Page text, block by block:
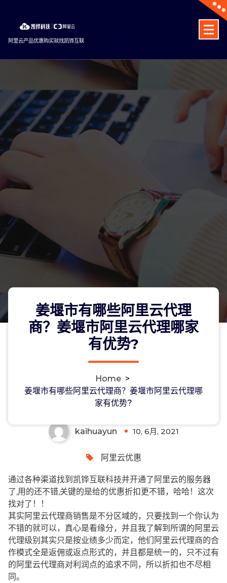
content
阿里云产品优惠购买就找凯铧互联
姜堰市有哪些阿里云代理
商？姜堰市阿里云代理哪家
有优势?
Home >
姜堰市有哪些阿里云代理商？姜堰市阿里云代理哪
家有优势?
里云代理哪家有优势?
kaihuayun 10, 6月, 2021
阿里云优惠
通过各种渠道找到凯铧互联科技并开通了阿里云的服务器
了,用的还不错,关键的是给的优惠折扣更不错，哈哈！这次
找对了！！
其实阿里云代理商销售是不分区域的，只要找到一个你认为
不错的就可以，真心是看缘分，并且我了解到所谓的阿里云
代理级别其实只是按业绩多少而定，他们阿里云代理商的合
作模式全是返佣或返点形式的，并且都是统一的，只不过有
的阿里云代理商对利润点的追求不同，所以折扣也不尽相
同。